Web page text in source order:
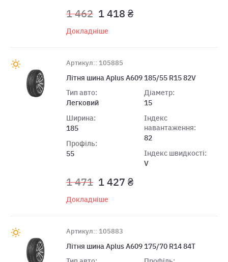
1 462 1 418 ₴
Докладніше
Артикул:: 105885
Літня шина Aplus A609 185/55 R15 82V
Тип авто:
Легковий
Ширина:
185
Профіль:
55
Діаметр:
15
Індекс
навантаження:
82
Індекс швидкості:
V
1 471 1 427 ₴
Докладніше
Артикул:: 105883
Літня шина Aplus A609 175/70 R14 84T